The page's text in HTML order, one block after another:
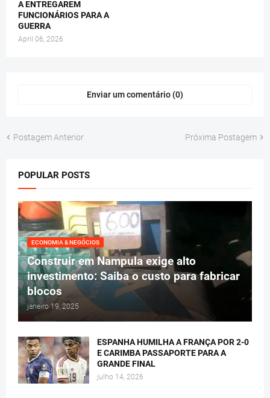
A ENTREGAREM
FUNCIONÁRIOS PARA A
GUERRA
April 06, 2026
Enviar um comentário (0)
Postagem Anterior Próxima Postagem
POPULAR POSTS
ECONOMIA & NEGÓCIOS
Construir em Nampula exige alto
investimento: Saiba o custo para fabricar
blocos
janeiro 19, 2025
ESPANHA HUMILHA A FRANÇA POR 2-0
E CARIMBA PASSAPORTE PARA A
GRANDE FINAL
julho 14, 2026